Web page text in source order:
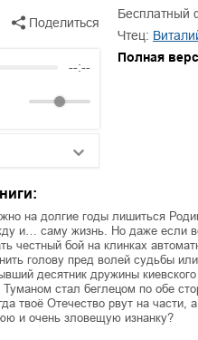
Поделиться
--:--
20:50
14:00
Бесплатный
Чтец:
Полная
на долгие годы лишиться
и… саму жизнь. Но даже если
честный бой на клинках
голову пред волей судьбы
десятник дружины
стал беглецом по обе
твоё Отечество рвут на
и очень зловещую изнанку?